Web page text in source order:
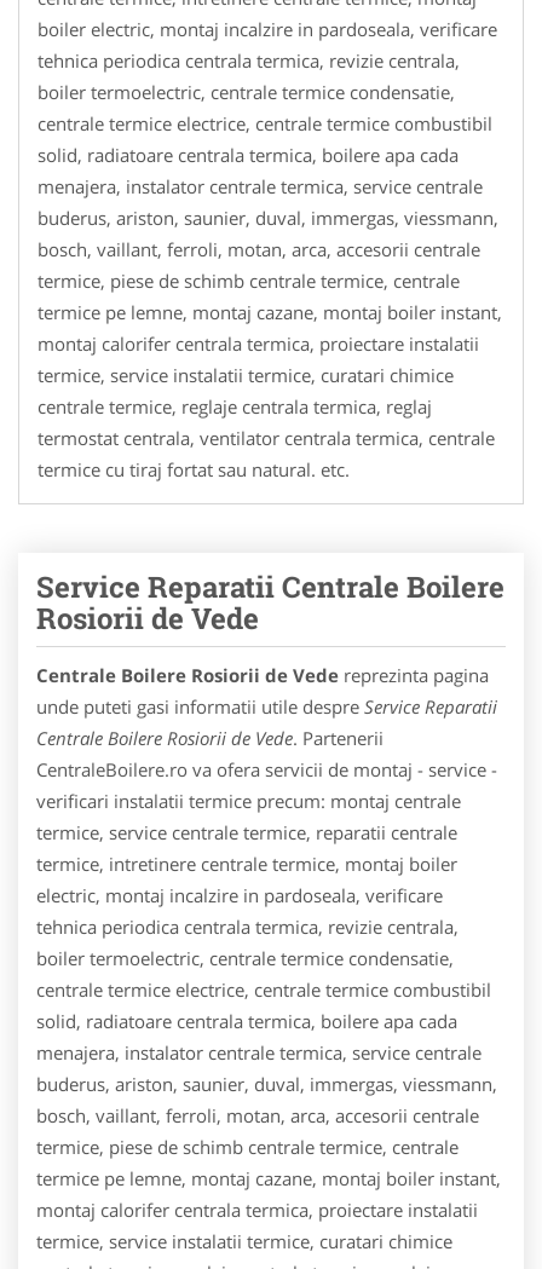
boiler electric, montaj incalzire in pardoseala, verificare
tehnica periodica centrala termica, revizie centrala,
boiler termoelectric, centrale termice condensatie,
centrale termice electrice, centrale termice combustibil
solid, radiatoare centrala termica, boilere apa cada
menajera, instalator centrale termica, service centrale
buderus, ariston, saunier, duval, immergas, viessmann,
bosch, vaillant, ferroli, motan, arca, accesorii centrale
termice, piese de schimb centrale termice, centrale
termice pe lemne, montaj cazane, montaj boiler instant,
montaj calorifer centrala termica, proiectare instalatii
termice, service instalatii termice, curatari chimice
centrale termice, reglaje centrala termica, reglaj
termostat centrala, ventilator centrala termica, centrale
termice cu tiraj fortat sau natural. etc.
Service Reparatii Centrale Boilere
Rosiorii de Vede
Centrale Boilere Rosiorii de Vede reprezinta pagina
unde puteti gasi informatii utile despre Service Reparatii
Centrale Boilere Rosiorii de Vede. Partenerii
CentraleBoilere.ro va ofera servicii de montaj - service -
verificari instalatii termice precum: montaj centrale
termice, service centrale termice, reparatii centrale
termice, intretinere centrale termice, montaj boiler
electric, montaj incalzire in pardoseala, verificare
tehnica periodica centrala termica, revizie centrala,
boiler termoelectric, centrale termice condensatie,
centrale termice electrice, centrale termice combustibil
solid, radiatoare centrala termica, boilere apa cada
menajera, instalator centrale termica, service centrale
buderus, ariston, saunier, duval, immergas, viessmann,
bosch, vaillant, ferroli, motan, arca, accesorii centrale
termice, piese de schimb centrale termice, centrale
termice pe lemne, montaj cazane, montaj boiler instant,
montaj calorifer centrala termica, proiectare instalatii
termice, service instalatii termice, curatari chimice